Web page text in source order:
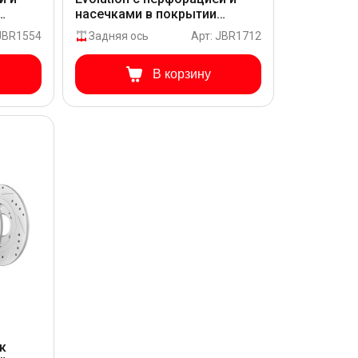
насечками в покрытии
GEOMET для Hyundai
GRANDEUR HG HG15 FG41
DOM
Задняя ось Арт: JBR1712
В корзину